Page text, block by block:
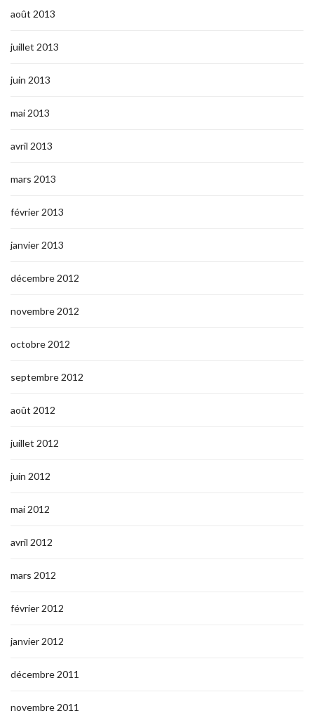
août 2013
juillet 2013
juin 2013
mai 2013
avril 2013
mars 2013
février 2013
janvier 2013
décembre 2012
novembre 2012
octobre 2012
septembre 2012
août 2012
juillet 2012
juin 2012
mai 2012
avril 2012
mars 2012
février 2012
janvier 2012
décembre 2011
novembre 2011